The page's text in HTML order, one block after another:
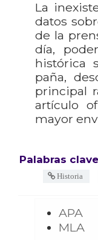
La
datos
de la
día,
histórica
paña,
principal
artículo
mayor
Palabras clave
Historia
APA
MLA